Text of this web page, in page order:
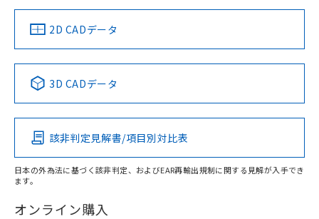
中国 RoHS 注意事項・凡例
Pb Hg Cd Cr(VI)
O
在庫等で未対応品が混在する可能性があります。
2D CADデータ
3D CADデータ
該非判定見解書/項目別対比表
日本の外為法に基づく該非判定、およびEAR再輸出規制に関する見解が入手でき
ます。
オンライン購入